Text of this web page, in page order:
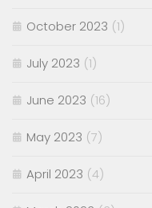
October 2023 (1)
July 2023 (1)
June 2023 (16)
May 2023 (7)
April 2023 (4)